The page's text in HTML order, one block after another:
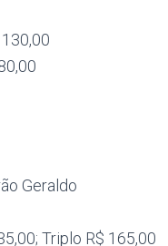
Geraldo
Triplo R$ 165,00